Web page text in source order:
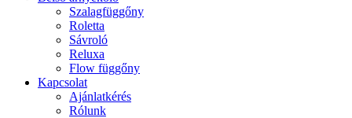
Szalagfüggőny
Roletta
Sávroló
Reluxa
Flow függőny
Kapcsolat
Ajánlatkérés
Rólunk